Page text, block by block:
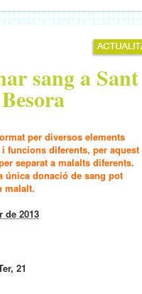
sang a Sant
per diversos elements
funcions diferents, per aquest
separat a malalts diferents.
única donació de sang pot
malalt.
de 2013
21